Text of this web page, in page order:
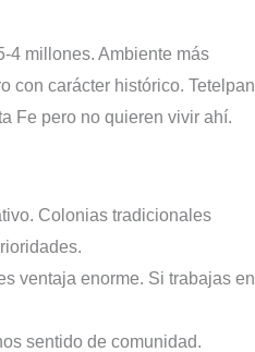
4 millones. Ambiente más
con carácter histórico. Tetelpan
Fe pero no quieren vivir ahí.
Colonias tradicionales
ventaja enorme. Si trabajas en
sentido de comunidad.